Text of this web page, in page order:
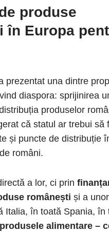
produse
în Europa
prezentat una dintre
diaspora: sprijinirea
produselor
că statul ar trebui să
și puncte de distribuție
români.
a lor, ci prin
românești și a
Italia, în toată Spania, în
produsele alimentare –